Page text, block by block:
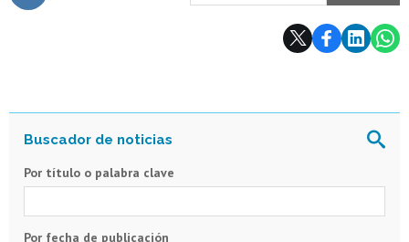
Por título o palabra clave